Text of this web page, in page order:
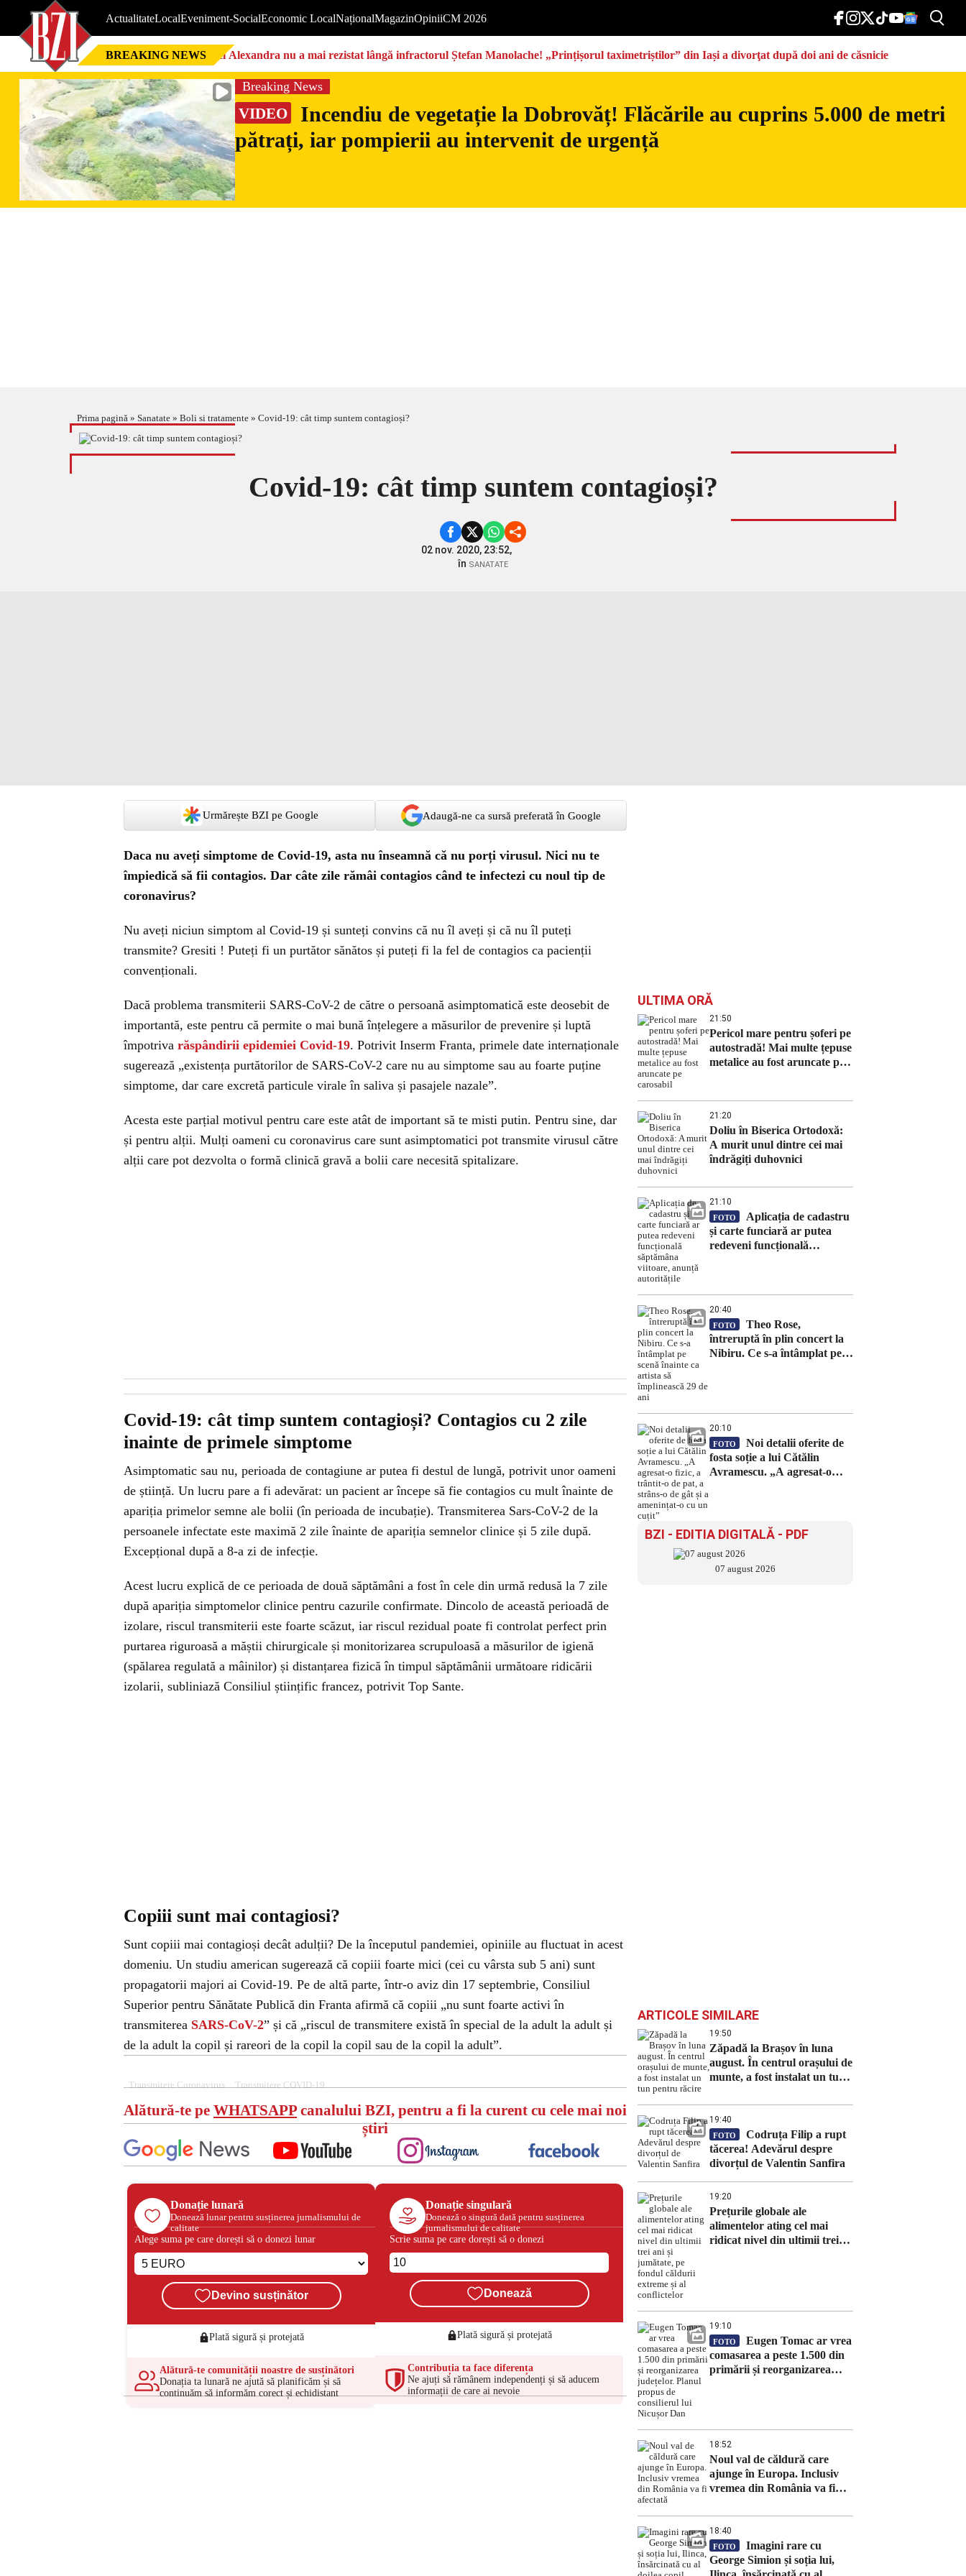
ActualitateLocalEveniment-SocialEconomic LocalNaționalMagazinOpiniiCM 2026
BREAKING NEWS Nici Alexandra nu a mai rezistat lângă infractorul Ștefan Manolache! „Prințișorul taximetriștilor” din Iași a divorţat după doi ani de căsnicie
Breaking News
VIDEO
Incendiu de vegetație la Dobrovăț! Flăcările au cuprins 5.000 de metri
pătrați, iar pompierii au intervenit de urgență
Prima pagină » Sanatate » Boli si tratamente » Covid-19: cât timp suntem contagioși?
Covid-19: cât timp suntem contagioși?
02 nov. 2020, 23:52,
în SANATATE
Urmărește BZI pe Google Adaugă-ne ca sursă preferată în Google
Daca nu aveți simptome de Covid-19, asta nu înseamnă că nu porți virusul. Nici nu te
împiedică să fii contagios. Dar câte zile rămâi contagios când te infectezi cu noul tip de
coronavirus?
Nu aveți niciun simptom al Covid-19 și sunteți convins că nu îl aveți și că nu îl puteți
transmite? Gresiti ! Puteți fi un purtător sănătos și puteți fi la fel de contagios ca pacienții
convenționali.
Dacă problema transmiterii SARS-CoV-2 de către o persoană asimptomatică este deosebit de
importantă, este pentru că permite o mai bună înțelegere a măsurilor de prevenire și luptă
împotriva răspândirii epidemiei Covid-19. Potrivit Inserm Franta, primele date internaționale
sugerează „existența purtătorilor de SARS-CoV-2 care nu au simptome sau au foarte puține
simptome, dar care excretă particule virale în saliva și pasajele nazale”.
Acesta este parțial motivul pentru care este atât de important să te misti putin. Pentru sine, dar
și pentru alții. Mulți oameni cu coronavirus care sunt asimptomatici pot transmite virusul către
alții care pot dezvolta o formă clinică gravă a bolii care necesită spitalizare.
Covid-19: cât timp suntem contagioși? Contagios cu 2 zile
inainte de primele simptome
Asimptomatic sau nu, perioada de contagiune ar putea fi destul de lungă, potrivit unor oameni
de știință. Un lucru pare a fi adevărat: un pacient ar începe să fie contagios cu mult înainte de
apariția primelor semne ale bolii (în perioada de incubație). Transmiterea Sars-CoV-2 de la
persoanele infectate este maximă 2 zile înainte de apariția semnelor clinice și 5 zile după.
Excepțional după a 8-a zi de infecție.
Acest lucru explică de ce perioada de două săptămâni a fost în cele din urmă redusă la 7 zile
după apariția simptomelor clinice pentru cazurile confirmate. Dincolo de această perioadă de
izolare, riscul transmiterii este foarte scăzut, iar riscul rezidual poate fi controlat perfect prin
purtarea riguroasă a măștii chirurgicale și monitorizarea scrupuloasă a măsurilor de igienă
(spălarea regulată a mâinilor) și distanțarea fizică în timpul săptămânii următoare ridicării
izolarii, subliniază Consiliul științific francez, potrivit Top Sante.
Copiii sunt mai contagiosi?
Sunt copiii mai contagioși decât adulții? De la începutul pandemiei, opiniile au fluctuat in acest
domeniu. Un studiu american sugerează că copiii foarte mici (cei cu vârsta sub 5 ani) sunt
propagatorii majori ai Covid-19. Pe de altă parte, într-o aviz din 17 septembrie, Consiliul
Superior pentru Sănătate Publică din Franta afirmă că copiii „nu sunt foarte activi în
transmiterea SARS-CoV-2” și că „riscul de transmitere există în special de la adult la adult și
de la adult la copil și rareori de la copil la copil sau de la copil la adult”.
Transmitere Coronavirus Transmitere COVID-19
Alătură-te pe WHATSAPPcanalului BZI, pentru a fi la curent cu cele mai noi
știri
Donație lunară
Donează lunar pentru susținerea jurnalismului de
calitate
Alege suma pe care dorești să o donezi lunar
Devino susținător
Plată sigură și protejată
Alătură-te comunității noastre de susținători
Donația ta lunară ne ajută să planificăm și să
continuăm să informăm corect și echidistant
Donație singulară
Donează o singură dată pentru susținerea
jurnalismului de calitate
Scrie suma pe care dorești să o donezi
Donează
Plată sigură și protejată
Contribuția ta face diferența
Ne ajuți să rămânem independenți și să aducem
informații de care ai nevoie
ULTIMA ORĂ
21:50
Pericol mare pentru șoferi pe
autostradă! Mai multe țepuse
metalice au fost aruncate pe
21:20
Doliu în Biserica Ortodoxă:
A murit unul dintre cei mai
îndrăgiți duhovnici
21:10
FOTO
Aplicația de cadastru
și carte funciară ar putea
redeveni funcțională
20:40
FOTO
Theo Rose,
întreruptă în plin concert la
Nibiru. Ce s-a întâmplat pe
20:10
FOTO
Noi detalii oferite de
fosta soție a lui Cătălin
Avramescu. „A agresat-o
BZI - EDITIA DIGITALĂ - PDF
07 august 2026
ARTICOLE SIMILARE
19:50
Zăpadă la Brașov în luna
august. În centrul orașului de
munte, a fost instalat un tun
19:40
FOTO
Codruța Filip a rupt
tăcerea! Adevărul despre
divorțul de Valentin Sanfira
19:20
Prețurile globale ale
alimentelor ating cel mai
ridicat nivel din ultimii trei
19:10
FOTO
Eugen Tomac ar vrea
comasarea a peste 1.500 din
primării și reorganizarea
18:52
Noul val de căldură care
ajunge în Europa. Inclusiv
vremea din România va fi
18:40
FOTO
Imagini rare cu
George Simion și soția lui,